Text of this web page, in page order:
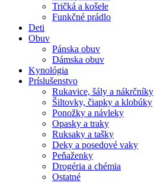
Tričká a košele
Funkčné prádlo
Deti
Obuv
Pánska obuv
Dámska obuv
Kynológia
Príslušenstvo
Rukavice, šály a nákrčníky
Šiltovky, čiapky a klobúky
Ponožky a návleky
Opasky a traky
Ruksaky a tašky
Deky a posedové vaky
Peňaženky
Drogéria a chémia
Ostatné